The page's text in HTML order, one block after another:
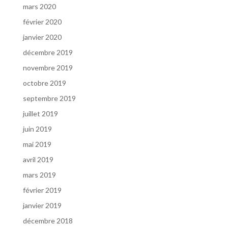
mars 2020
février 2020
janvier 2020
décembre 2019
novembre 2019
octobre 2019
septembre 2019
juillet 2019
juin 2019
mai 2019
avril 2019
mars 2019
février 2019
janvier 2019
décembre 2018